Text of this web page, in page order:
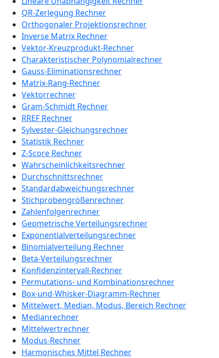
QR-Zerlegung Rechner
Orthogonaler Projektionsrechner
Inverse Matrix Rechner
Vektor-Kreuzprodukt-Rechner
Charakteristischer Polynomialrechner
Gauss-Eliminationsrechner
Matrix-Rang-Rechner
Vektorrechner
Gram-Schmidt Rechner
RREF Rechner
Sylvester-Gleichungsrechner
Statistik Rechner
Z-Score Rechner
Wahrscheinlichkeitsrechner
Durchschnittsrechner
Standardabweichungsrechner
Stichprobengrößenrechner
Zahlenfolgenrechner
Geometrische Verteilungsrechner
Exponentialverteilungsrechner
Binomialverteilung Rechner
Beta-Verteilungsrechner
Konfidenzintervall-Rechner
Permutations- und Kombinationsrechner
Box-und-Whisker-Diagramm-Rechner
Mittelwert, Median, Modus, Bereich Rechner
Medianrechner
Mittelwertrechner
Modus-Rechner
Harmonisches Mittel Rechner